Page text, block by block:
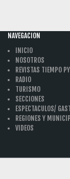
NAVEGACION
INICIO
NOSOTROS
REVISTAS TIEMPO
RADIO
TURISMO
SECCIONES
ESPECTACULOS/
REGIONES Y
VIDEOS